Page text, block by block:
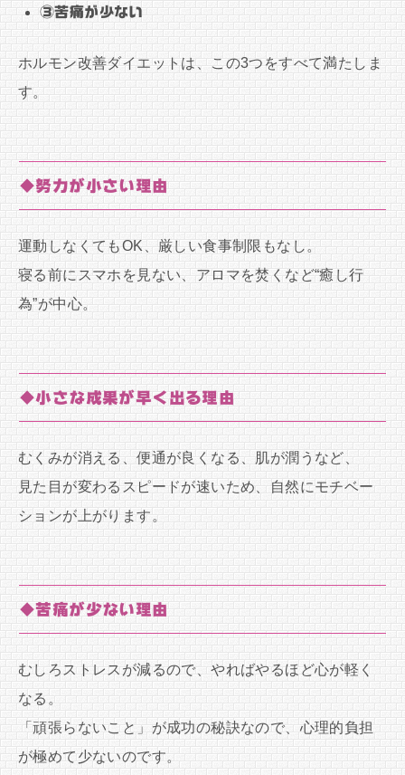
③苦痛が少ない
ホルモン改善ダイエットは、この3つをすべて満たしま
す。
◆努力が小さい理由
運動しなくてもOK、厳しい食事制限もなし。
寝る前にスマホを見ない、アロマを焚くなど“癒し行
為”が中心。
◆小さな成果が早く出る理由
むくみが消える、便通が良くなる、肌が潤うなど、
見た目が変わるスピードが速いため、自然にモチベー
ションが上がります。
◆苦痛が少ない理由
むしろストレスが減るので、やればやるほど心が軽く
なる。
「頑張らないこと」が成功の秘訣なので、心理的負担
が極めて少ないのです。